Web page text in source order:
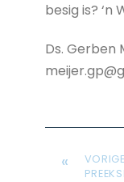
besig is? ‘n
Ds. Gerben
«
VORIGE